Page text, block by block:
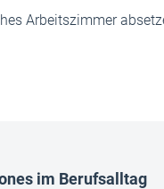
Arbeitszimmer
im Berufsalltag